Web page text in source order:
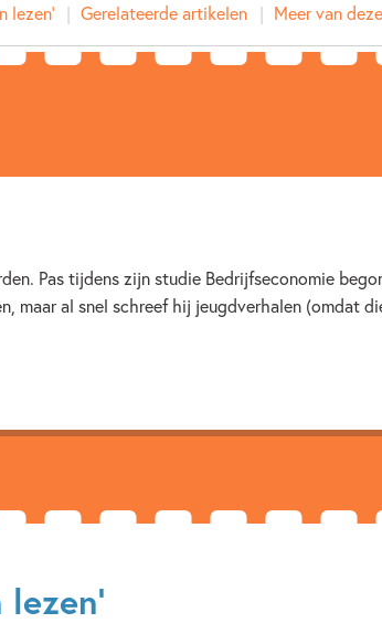
Uitgever:
Zwijsen Uitgeverij
lezen' Gerelateerde artikelen Meer van
Pas tijdens zijn studie Bedrijfseconomie
maar al snel schreef hij jeugdverhalen (omdat
lezen'